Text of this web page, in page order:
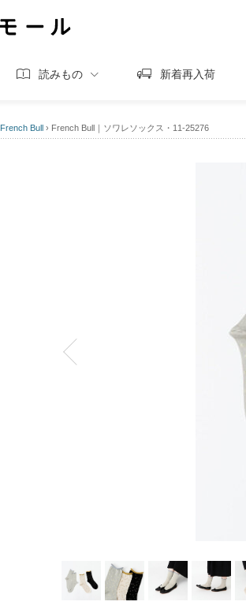
読みもの 新着再入荷
French Bull › French Bull｜ソワレソックス・11-25276